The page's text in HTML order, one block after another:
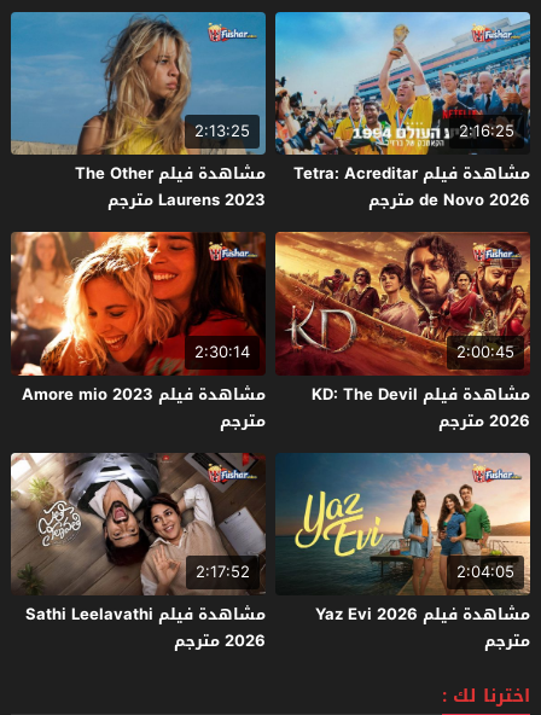
2:16:25
مشاهدة فيلم Tetra: Acreditar
de Novo 2026 مترجم
2:13:25
مشاهدة فيلم The Other
Laurens 2023 مترجم
2:00:45
مشاهدة فيلم KD: The Devil
2026 مترجم
2:30:14
مشاهدة فيلم Amore mio 2023
مترجم
2:04:05
مشاهدة فيلم Yaz Evi 2026
مترجم
2:17:52
مشاهدة فيلم Sathi Leelavathi
2026 مترجم
اخترنا لك :